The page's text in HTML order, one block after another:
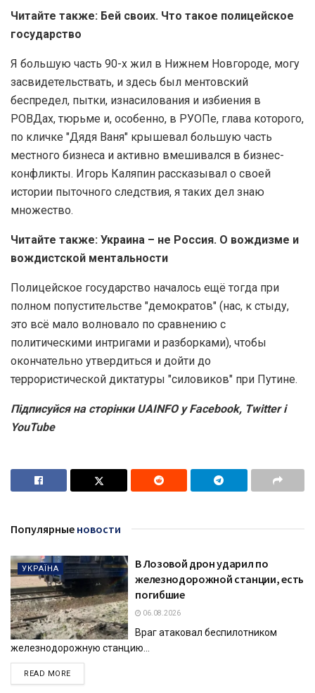
Читайте также: Бей своих. Что такое полицейское
государство
Я большую часть 90-х жил в Нижнем Новгороде, могу
засвидетельствать, и здесь был ментовский
беспредел, пытки, изнасилования и избиения в
РОВДах, тюрьме и, особенно, в РУОПе, глава которого,
по кличке "Дядя Ваня" крышевал большую часть
местного бизнеса и активно вмешивался в бизнес-
конфликты. Игорь Каляпин рассказывал о своей
истории пыточного следствия, я таких дел знаю
множество.
Читайте также: Украина – не Россия. О вождизме и
вождистской ментальности
Полицейское государство началось ещё тогда при
полном попустительстве "демократов" (нас, к стыду,
это всё мало волновало по сравнению с
политическими интригами и разборками), чтобы
окончательно утвердиться и дойти до
террористической диктатуры "силовиков" при Путине.
Підписуйся на сторінки UAINFO у Facebook, Twitter і
YouTube
Популярные новости
УКРАЇНА
В Лозовой дрон ударил по
железнодорожной станции, есть
погибшие
06.08.2026
Враг атаковал беспилотником
железнодорожную станцию...
READ MOREDETAILS